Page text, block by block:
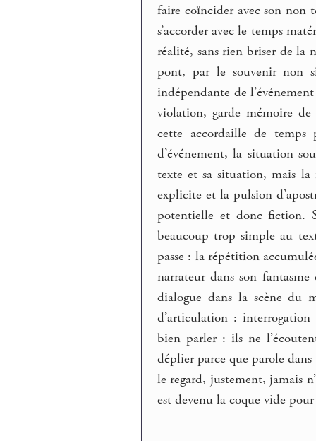
faire coïncider avec son non
s’accorder avec le temps
réalité, sans rien briser de la
pont, par le souvenir non
indépendante de
violation, garde mémoire de
cette accordaille de temps
d’événement, la situation
texte et sa situation, mais
explicite et la pulsion
potentielle et donc fiction.
beaucoup trop simple au
passe : la répétition
narrateur dans son
dialogue dans la scène du
d’articulation :
bien parler : ils ne
déplier parce que parole
le regard, justement, jamais
est devenu la coque vide